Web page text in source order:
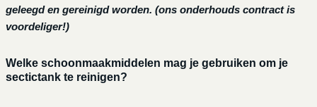
geleegd en gereinigd worden. (ons onderhouds contract is
voordeliger!)
Welke schoonmaakmiddelen mag je gebruiken om je
sectictank te reinigen?